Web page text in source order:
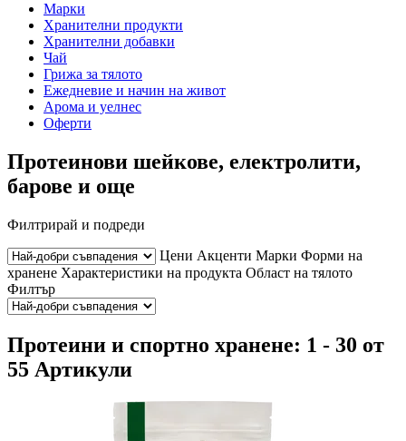
Марки
Хранителни продукти
Хранителни добавки
Чай
Грижа за тялото
Ежедневие и начин на живот
Арома и уелнес
Оферти
Протеинови шейкове, електролити,
барове и още
Филтрирай и подреди
Цени Акценти Марки Форми на
хранене Характеристики на продукта Област на тялото
Филтър
Протеини и спортно хранене: 1 - 30 от
55 Артикули